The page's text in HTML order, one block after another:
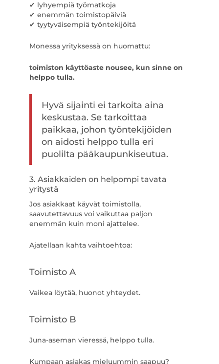
✔ lyhyempiä työmatkoja
✔ enemmän toimistopäiviä
✔ tyytyväisempiä työntekijöitä
Monessa yrityksessä on huomattu:
toimiston käyttöaste nousee, kun sinne on
helppo tulla.
Hyvä sijainti ei tarkoita aina
keskustaa. Se tarkoittaa
paikkaa, johon työntekijöiden
on aidosti helppo tulla eri
puolilta pääkaupunkiseutua.
3. Asiakkaiden on helpompi tavata
yritystä
Jos asiakkaat käyvät toimistolla,
saavutettavuus voi vaikuttaa paljon
enemmän kuin moni ajattelee.
Ajatellaan kahta vaihtoehtoa:
Toimisto A
Vaikea löytää, huonot yhteydet.
Toimisto B
Juna-aseman vieressä, helppo tulla.
Kumpaan asiakas mieluummin saapuu?